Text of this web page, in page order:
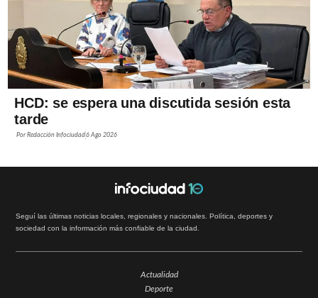
HCD: se espera una discutida sesión esta
tarde
PorRedacción Infociudad6 Ago 2026
Seguí las últimas noticias locales, regionales y nacionales. Política, deportes y
sociedad con la información más confiable de la ciudad.
Actualidad
Deporte